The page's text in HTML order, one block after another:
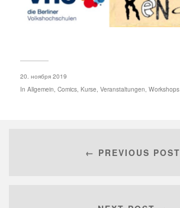
20. ноября 2019
In Allgemein Comics, Kurse, Veranstaltungen Workshops
← PREVIOUS POST